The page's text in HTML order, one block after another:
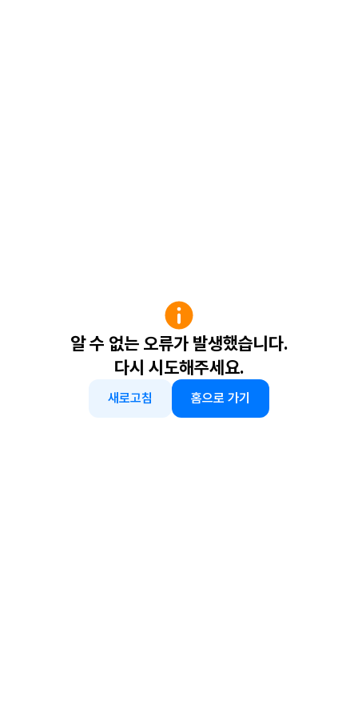
알 수 없는 오류가 발생했습니다.
다시 시도해주세요.
새로고침 홈으로 가기